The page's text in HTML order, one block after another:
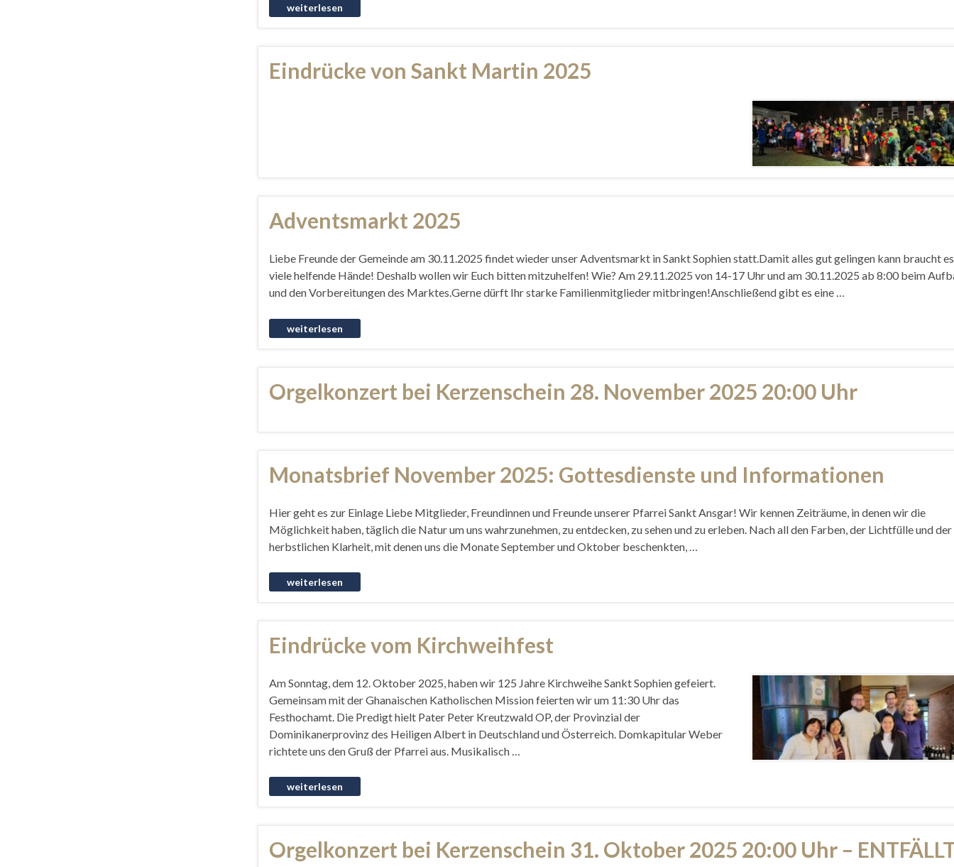
Eindrücke von Sankt Martin 2025
Adventsmarkt 2025
Liebe Freunde der Gemeinde am 30.11.2025 findet wieder unser Adventsmarkt in Sankt Sophien statt.Damit alles gut gelingen kann braucht es
viele helfende Hände! Deshalb wollen wir Euch bitten mitzuhelfen! Wie? Am 29.11.2025 von 14-17 Uhr und am 30.11.2025 ab 8:00 beim
und den Vorbereitungen des Marktes.Gerne dürft Ihr starke Familienmitglieder mitbringen!Anschließend gibt es eine …
Orgelkonzert bei Kerzenschein 28. November 2025 20:00 Uhr
Monatsbrief November 2025: Gottesdienste und Informationen
Hier geht es zur Einlage Liebe Mitglieder, Freundinnen und Freunde unserer Pfarrei Sankt Ansgar! Wir kennen Zeiträume, in denen wir die
Möglichkeit haben, täglich die Natur um uns wahrzunehmen, zu entdecken, zu sehen und zu erleben. Nach all den Farben, der Lichtfülle und der
herbstlichen Klarheit, mit denen uns die Monate September und Oktober beschenkten, …
Eindrücke vom Kirchweihfest
Am Sonntag, dem 12. Oktober 2025, haben wir 125 Jahre Kirchweihe Sankt Sophien gefeiert.
Gemeinsam mit der Ghanaischen Katholischen Mission feierten wir um 11:30 Uhr das
Festhochamt. Die Predigt hielt Pater Peter Kreutzwald OP, der Provinzial der
Dominikanerprovinz des Heiligen Albert in Deutschland und Österreich. Domkapitular Weber
richtete uns den Gruß der Pfarrei aus. Musikalisch …
Orgelkonzert bei Kerzenschein 31. Oktober 2025 20:00 Uhr –